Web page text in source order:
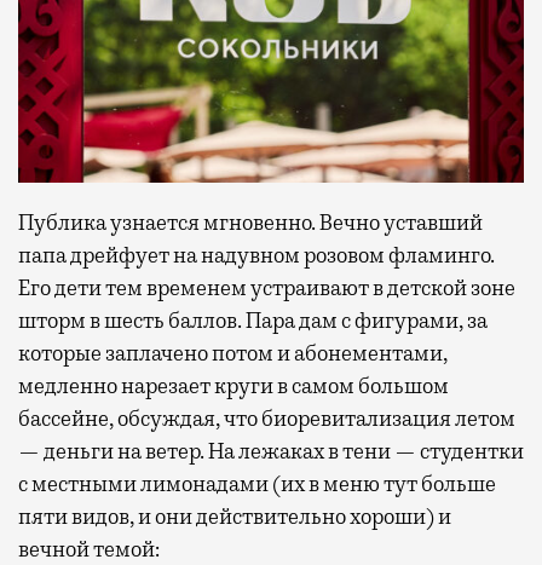
Публика узнается мгновенно. Вечно уставший
папа дрейфует на надувном розовом фламинго.
Его дети тем временем устраивают в детской зоне
шторм в шесть баллов. Пара дам с фигурами, за
которые заплачено потом и абонементами,
медленно нарезает круги в самом большом
бассейне, обсуждая, что биоревитализация летом
— деньги на ветер. На лежаках в тени — студентки
с местными лимонадами (их в меню тут больше
пяти видов, и они действительно хороши) и
вечной темой: